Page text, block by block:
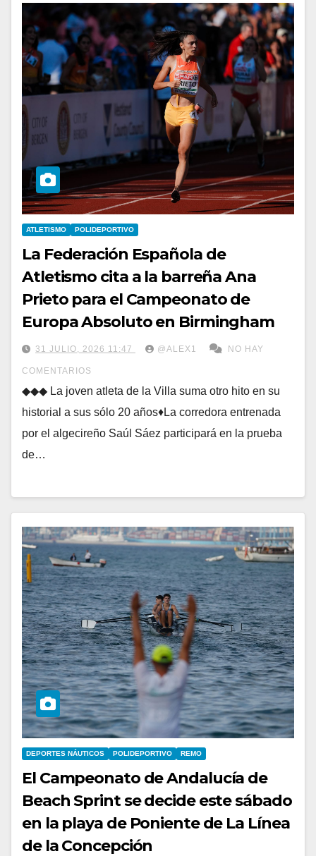
ATLETISMO POLIDEPORTIVO
La Federación Española de
Atletismo cita a la barreña Ana
Prieto para el Campeonato de
Europa Absoluto en Birmingham
31 JULIO, 2026 11:47 @ALEX1 NO HAY
COMENTARIOS
◆◆◆ La joven atleta de la Villa suma otro hito en su
historial a sus sólo 20 años♦La corredora entrenada
por el algecireño Saúl Sáez participará en la prueba
de…
DEPORTES NÁUTICOS POLIDEPORTIVO REMO
El Campeonato de Andalucía de
Beach Sprint se decide este sábado
en la playa de Poniente de La Línea
de la Concepción